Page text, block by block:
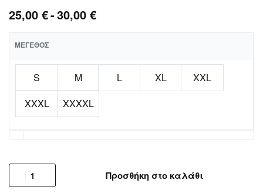
25,00 € 30,00 €
ΜΈΓΕΘΟΣ
S M L XL
XXL
XXXL
XXXXL
Προσθήκη στο καλάθι